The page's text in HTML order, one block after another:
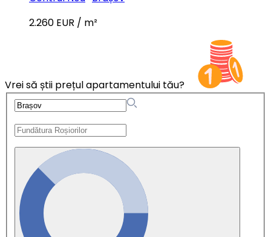
2.260 EUR / m²
Vrei să știi prețul apartamentului tău?